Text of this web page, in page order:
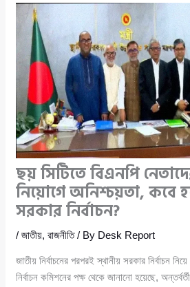
ছয় সিটিতে বিএনপি
নিয়োগে অনিশ্চয়তা, কবে
সরকার নির্বাচন?
/জাতীয়,রাজনীতি/ By Desk Report
জাতীয় নির্বাচনের পরপরই স্থানীয় সরকার নির্বাচন
নির্বাচন কমিশনের পক্ষ থেকে জানানো হয়েছে,